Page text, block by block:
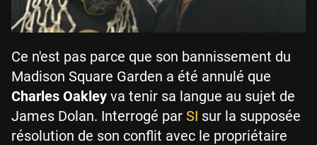
Ce n'est pas parce que son bannissement du
Madison Square Garden a été annulé que
Charles Oakley va tenir sa langue au sujet de
James Dolan. Interrogé par SI sur la supposée
résolution de son conflit avec le propriétaire